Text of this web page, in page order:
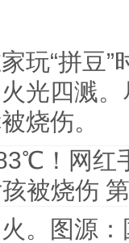
玩“拼豆
光四溅
烧伤。
。图源